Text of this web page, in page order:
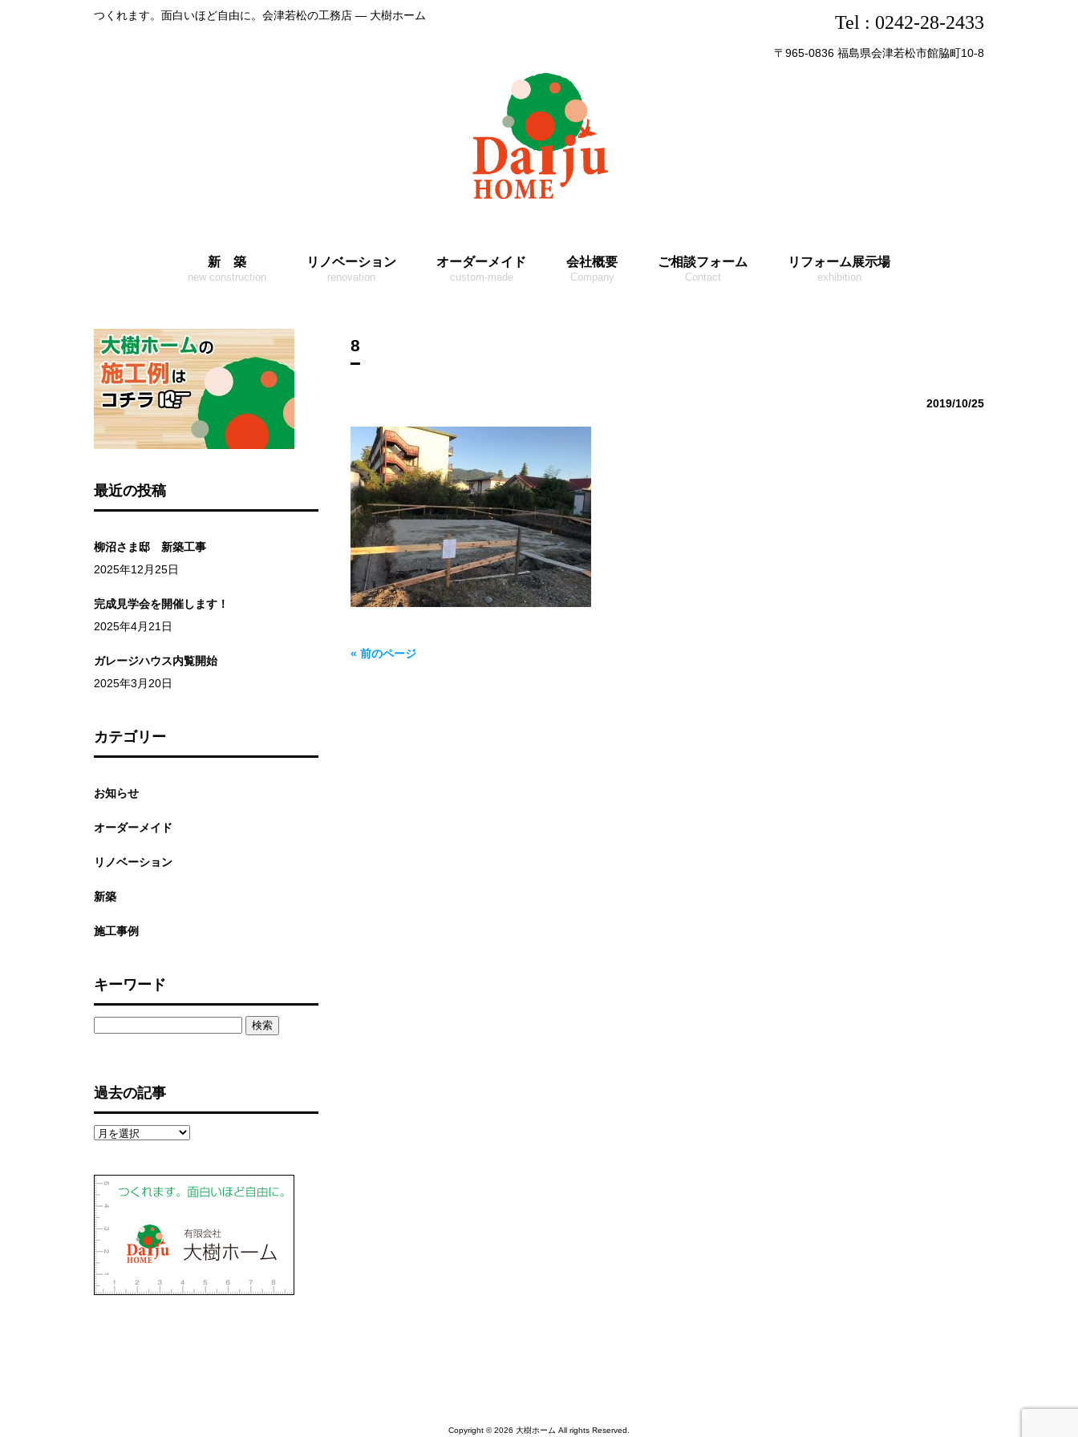
Tel : 0242-28-2433
〒965-0836 福島県会津若松市館脇町10-8
つくれます。面白いほど自由に。会津若松の工務店 ― 大樹ホーム
新 築
new construction
リノベーション
renovation
オーダーメイド
custom-made
会社概要
Company
ご相談フォーム
Contact
リフォーム展示場
exhibition
8
2019/10/25
« 前のページ
最近の投稿
柳沼さま邸 新築工事
2025年12月25日
完成見学会を開催します！
2025年4月21日
ガレージハウス内覧開始
2025年3月20日
カテゴリー
お知らせ
オーダーメイド
リノベーション
新築
施工事例
キーワード
過去の記事
過
の
記
事
Copyright © 2026 大樹ホーム All rights Reserved.